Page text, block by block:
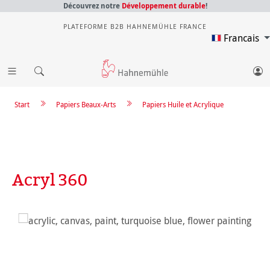
Découvrez notre Développement durable!
PLATEFORME B2B HAHNEMÜHLE FRANCE
Francais
Papiers Huile et Acrylique
Papiers Beaux-Arts
Start
Acryl 360
Ignorer la galerie d'images